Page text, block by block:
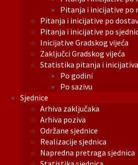
Pitanja i inicijative po
Pitanja i inicijative po
Pitanja i inicijative po
Inicijative Gradskog vijeća
Zaključci Gradskog vijeća
Statistika pitanja i inicijativa
Po godini
Po sazivu
Sjednice
Arhiva zaključaka
Arhiva poziva
Održane sjednice
Realizacije sjednica
Napredna pretraga sjednica